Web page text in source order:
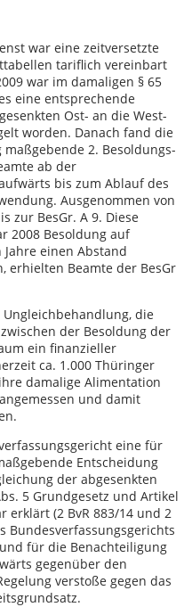
war eine zeitversetzte
tariflich vereinbart
war im damaligen § 65
eine entsprechende
Ost- an die West-
worden. Danach fand die
2. Besoldungs-
ab der
bis zum Ablauf des
Ausgenommen von
zur BesGr. A 9. Diese
2008 Besoldung auf
einen Abstand
erhielten Beamte der BesGr
die
der Besoldung der
ein finanzieller
ca. 1.000 Thüringer
damalige Alimentation
und damit
eine für
Entscheidung
der abgesenkten
5 Grundgesetz und Artikel
erklärt (2 BvR 883/14 und 2
Bundesverfassungsgerichts
für die Benachteiligung
gegenüber den
verstoße gegen das